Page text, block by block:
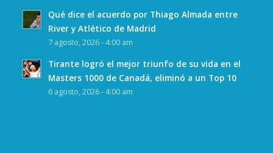
Qué dice el acuerdo por Thiago Almada entre
River y Atlético de Madrid
7 agosto, 2026 - 4:00 am
Tirante logró el mejor triunfo de su vida en el
Masters 1000 de Canadá, eliminó a un Top 10
6 agosto, 2026 - 4:00 am